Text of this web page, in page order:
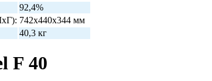
92,4%
742х440х344 мм
40,3 кг
F 40